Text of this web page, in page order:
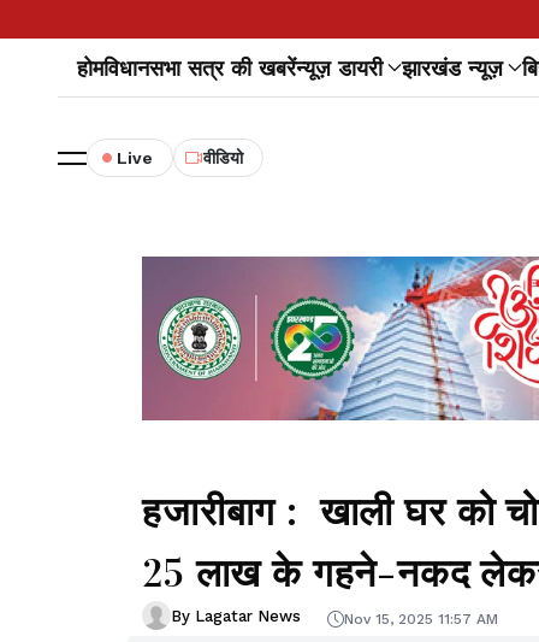
होमविधानसभा सत्र की खबरेंन्यूज़ डायरी झारखंड न्यूज़
Live वीडियो
हजारीबाग : खाली घर को
25 लाख के गहने-नकद
By Lagatar News Nov 15, 2025 11:57 AM